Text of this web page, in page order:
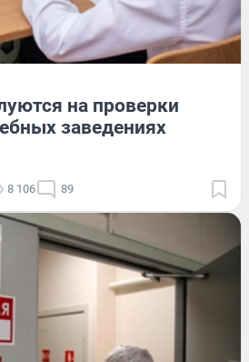
на проверки
заведениях
8 106 89